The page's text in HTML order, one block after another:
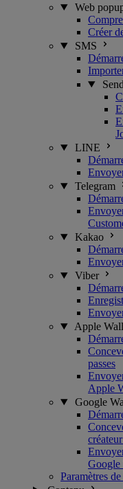
Web
Créer
SMS
LINE
Telegram
Kakao
Viber
Apple
passes
Apple
Google
Google
Paramètres